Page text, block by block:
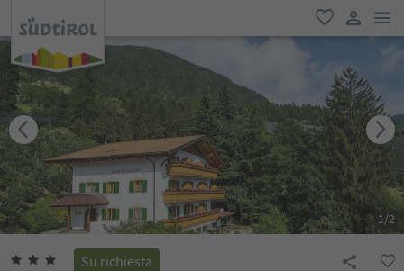
favoriti
user link
1/2
Su richiesta